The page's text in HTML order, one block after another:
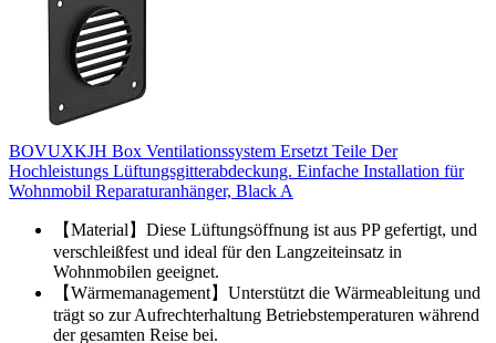
BOVUXKJH Box Ventilationssystem Ersetzt Teile Der
Hochleistungs Lüftungsgitterabdeckung. Einfache Installation für
Wohnmobil Reparaturanhänger, Black A
【Material】Diese Lüftungsöffnung ist aus PP gefertigt, und
verschleißfest und ideal für den Langzeiteinsatz in
Wohnmobilen geeignet.
【Wärmemanagement】Unterstützt die Wärmeableitung und
trägt so zur Aufrechterhaltung Betriebstemperaturen während
der gesamten Reise bei.